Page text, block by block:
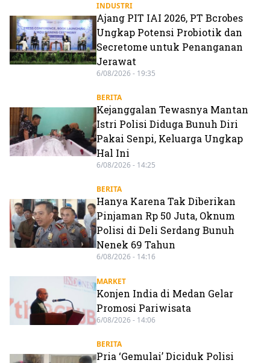
INDUSTRI
Ajang PIT IAI 2026, PT Bcrobes
Ungkap Potensi Probiotik dan
Secretome untuk Penanganan
Jerawat
6/08/2026 - 19:35
BERITA
Kejanggalan Tewasnya Mantan
Istri Polisi Diduga Bunuh Diri
Pakai Senpi, Keluarga Ungkap
Hal Ini
6/08/2026 - 14:25
BERITA
Hanya Karena Tak Diberikan
Pinjaman Rp 50 Juta, Oknum
Polisi di Deli Serdang Bunuh
Nenek 69 Tahun
6/08/2026 - 14:16
MARKET
Konjen India di Medan Gelar
Promosi Pariwisata
6/08/2026 - 14:06
BERITA
Pria ‘Gemulai’ Diciduk Polisi